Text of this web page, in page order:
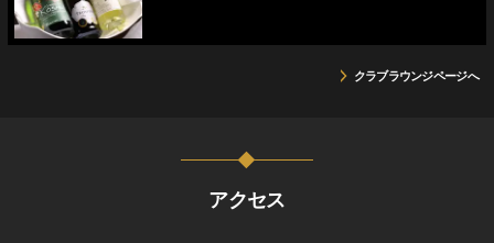
クラブラウンジページへ
アクセス